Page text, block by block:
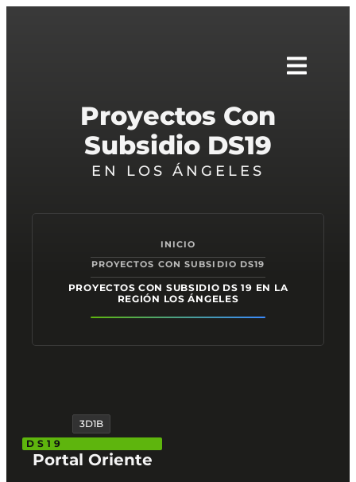
Proyectos Con
Subsidio DS19
EN LOS ÁNGELES
INICIO
PROYECTOS CON SUBSIDIO DS19
PROYECTOS CON SUBSIDIO DS 19 EN LA
REGIÓN LOS ÁNGELES
3D1B
DS19
Portal Oriente